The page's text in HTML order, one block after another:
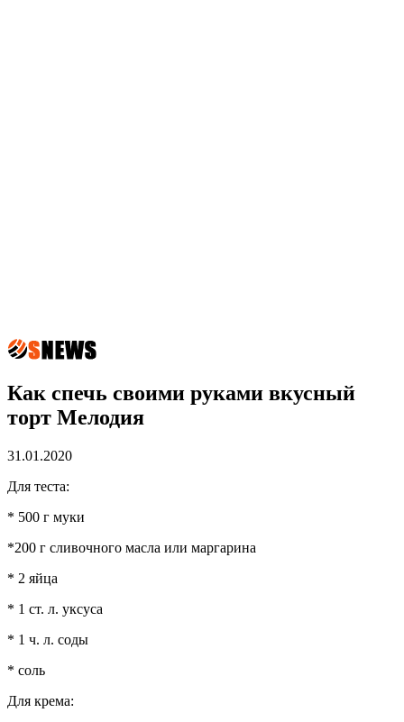
Как спечь своими руками вкусный
торт Мелодия
31.01.2020
Для теста:
* 500 г муки
*200 г сливочного масла или маргарина
* 2 яйца
* 1 ст. л. уксуса
* 1 ч. л. соды
* соль
Для крема: